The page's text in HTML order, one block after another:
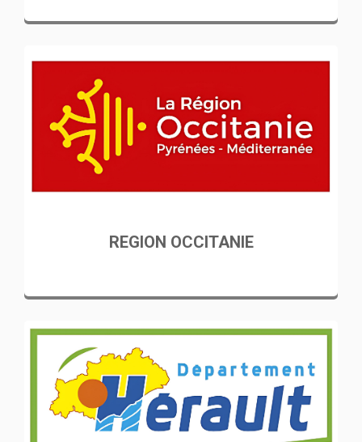
REGION OCCITANIE